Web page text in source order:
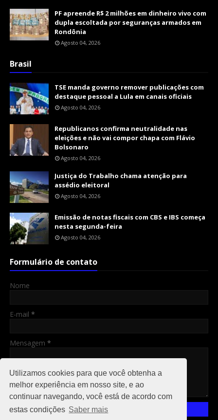
Utilizamos cookies para que você obtenha a
melhor experiência em nosso site, e ao
continuar navegando, você está de acordo com
estas condições Saber mais
PF apreende R$ 2 milhões em dinheiro vivo com
dupla escoltada por seguranças armados em
Rondônia
Agosto 04, 2026
Brasil
TSE manda governo remover publicações com
destaque pessoal a Lula em canais oficiais
Agosto 04, 2026
Republicanos confirma neutralidade nas
eleições e não vai compor chapa com Flávio
Bolsonaro
Agosto 04, 2026
Justiça do Trabalho chama atenção para
assédio eleitoral
Agosto 04, 2026
Emissão de notas fiscais com CBS e IBS começa
nesta segunda-feira
Agosto 04, 2026
Formulário de contato
Nome
E-mail *
Mensagem *